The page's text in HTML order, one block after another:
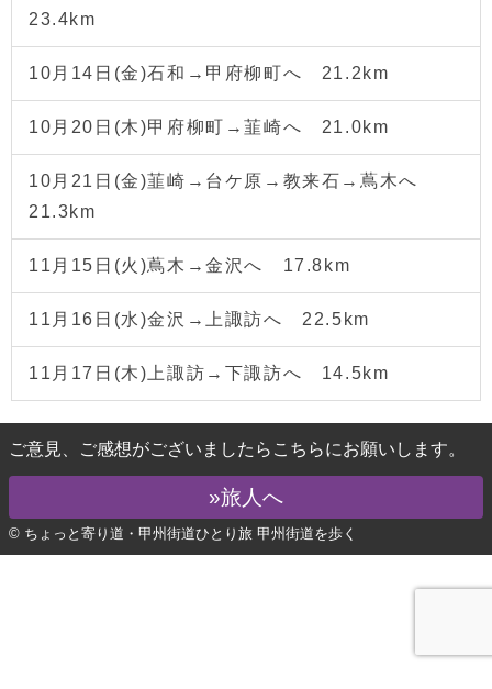
23.4km
10月14日(金)石和→甲府柳町へ 21.2km
10月20日(木)甲府柳町→韮崎へ 21.0km
10月21日(金)韮崎→台ケ原→教来石→蔦木へ
21.3km
11月15日(火)蔦木→金沢へ 17.8km
11月16日(水)金沢→上諏訪へ 22.5km
11月17日(木)上諏訪→下諏訪へ 14.5km
ご意見、ご感想がございましたらこちらにお願いします。
»旅人へ
© ちょっと寄り道・甲州街道ひとり旅 甲州街道を歩く